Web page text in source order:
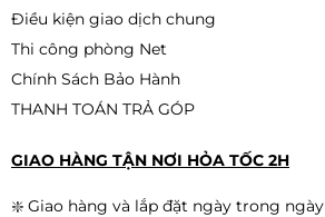
Điều kiện giao dịch chung
Thi công phòng Net
Chính Sách Bảo Hành
THANH TOÁN TRẢ GÓP
GIAO HÀNG TẬN NƠI HỎA TỐC 2H
❇️ Giao hàng và lắp đặt ngày trong ngày